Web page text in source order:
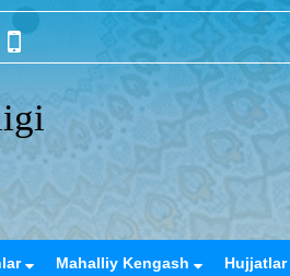
Mahalliy Kengash Hujjatlar